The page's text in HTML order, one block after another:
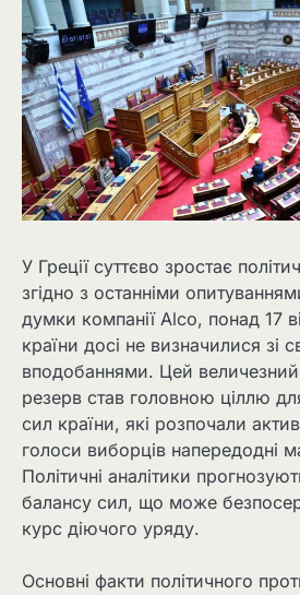
У Греції суттєво зростає
згідно з останніми
думки компанії Alco, понад 17
країни досі не визначилися зі
вподобаннями. Цей
резерв став головною ціллю
сил країни, які розпочали
голоси виборців напередодні
Політичні аналітики
балансу сил, що може
курс діючого уряду.
Основні факти політичного